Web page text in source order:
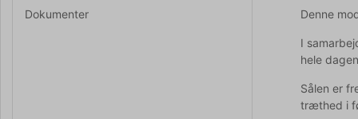
Dokumenter Denne
I
hele
Sålen er
træthed i